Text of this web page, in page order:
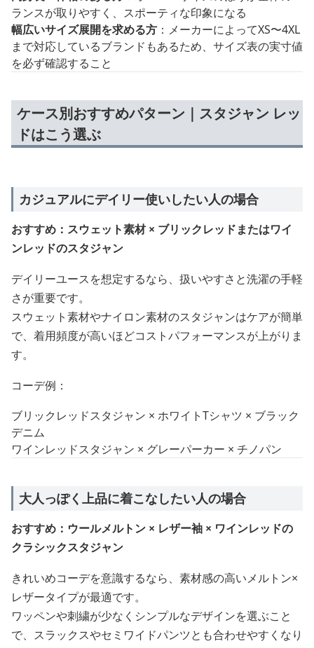
ランスが取りやすく、スポーティな印象になる
幅広いサイズ展開を求める方 ：メーカーによってXS〜4XL
まで対応しているブランドもあるため、サイズ表の実寸値
を必ず確認すること
ケース別おすすめパターン｜スタジャン レッ
ドはこう選ぶ
カジュアルにデイリー使いしたい人の場合
おすすめ：スウェット素材 × ブリックレッドまたはワイ
ンレッドのスタジャン
デイリーユースを想定するなら、扱いやすさと洗濯の手軽
さが重要です。
スウェット素材やナイロン素材のスタジャンはケアが簡単
で、着用頻度が高いほどコストパフォーマンスが上がりま
す。
コーデ例：
ブリックレッドスタジャン × ホワイトTシャツ × ブラック
デニム
ワインレッドスタジャン × グレーパーカー × チノパン
大人っぽく上品に着こなしたい人の場合
おすすめ：ウールメルトン × レザー袖 × ワインレッドの
クラシックスタジャン
きれいめコーデを意識するなら、素材感の高いメルトン×
レザータイプが最適です。
ワッペンや刺繍が少なくシンプルなデザインを選ぶこと
で、スラックスやセミワイドパンツとも合わせやすくなり